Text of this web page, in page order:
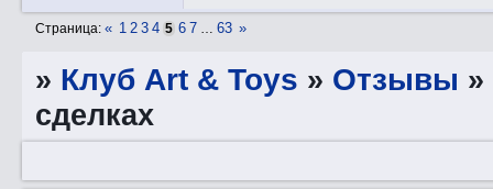
Страница:« 1 2 3 4 5 6 7 … 63 »
» Клуб Art & Toys » Отзывы »
сделках